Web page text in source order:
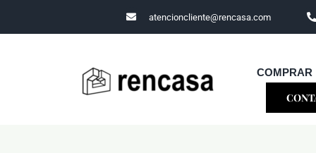
to
atencioncliente@rencasa.com
COMPRAR